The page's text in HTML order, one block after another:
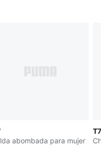
abombada para mujer
T7